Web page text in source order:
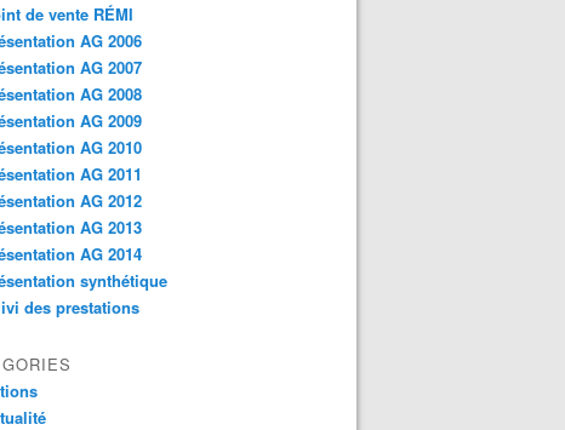
de vente RÉMI
AG 2006
AG 2007
AG 2008
AG 2009
AG 2010
AG 2011
AG 2012
AG 2013
AG 2014
synthétique
des prestations